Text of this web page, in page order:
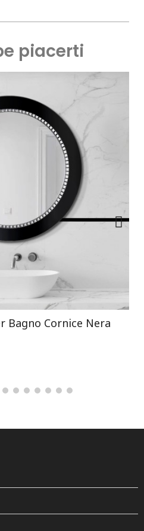
piacerti
Bagno Cornice Nera